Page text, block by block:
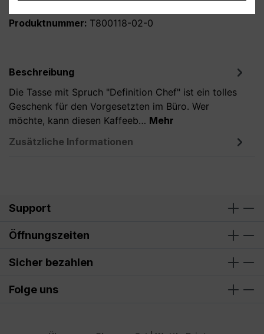
Produktnummer: T800118-02-0
Beschreibung
Die Tasse mit Spruch "Definition Chef" ist ein tolles
Geschenk für den Vorgesetzten im Büro. Wer
möchte, kann diesen Kaffeeb… Mehr
Zusätzliche Informationen
Support
Öffnungszeiten
Sicher bezahlen
Folge uns